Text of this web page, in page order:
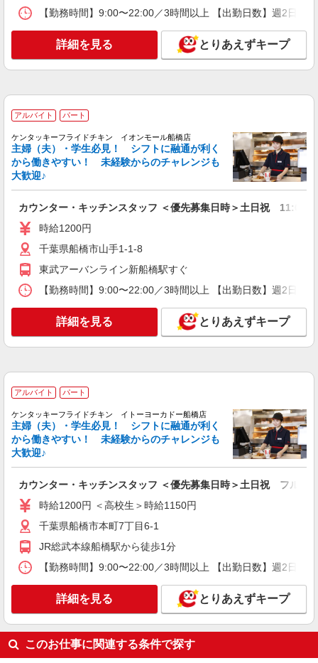
アルバイト パート
株式会社HITOWA フードサービスカンパニー
により時給を見直します。 ※アルバイト賞与（寸
志）：あり 年2回。勤続年数により金額UP。
イリーゼ船橋塚田 （千葉県船橋市行田1-40-
22）
詳細を見る
パート
ツクイ船橋三咲（デイサービス）
デイサービス 調理スタッフ（ミールケアクル
時給1,140円 ★土日祝日は時給100円アップ！
千葉県船橋市三咲2丁目4番55号
キープ 詳細を見る
株式会社HITOWA フードサービスカンパニー
に応じて決定します。 賞与年2回
イリーゼ船橋塚田・新館 （千葉県船橋市前貝
キープ 詳細を見る
アルバイト パート
株式会社HITOWA フードサービスカンパニー
福祉施設での調理補助【アルバイト・パート】
時給1,170円 ※経験によりスタート時給は変動
します。 ※AP評価制度：あり 年1回の評価によ
り時給を見直します。 ※アルバイト賞与（寸
志）：あり 年2回。勤続年数により金額UP。
イリーゼ船橋塚田・新館 （千葉県船橋市前貝
塚町509）
キープ 詳細を見る
【勤務時間】9:00〜22:00／3時間以上 【出勤日数】週2日
詳細を見る とりあえずキープ
アルバイト パート
ケンタッキーフライドチキン イオンモール船橋店
主婦（夫）・学生必見！ シフトに融通が利く
から働きやすい！ 未経験からのチャレンジも
大歓迎♪
カウンター・キッチンスタッフ ＜優先募集日時＞土日祝 11:00
時給1200円
千葉県船橋市山手1-1-8
東武アーバンライン新船橋駅すぐ
【勤務時間】9:00〜22:00／3時間以上 【出勤日数】週2日
詳細を見る とりあえずキープ
アルバイト パート
ケンタッキーフライドチキン イトーヨーカドー船橋店
主婦（夫）・学生必見！ シフトに融通が利く
から働きやすい！ 未経験からのチャレンジも
大歓迎♪
カウンター・キッチンスタッフ ＜優先募集日時＞土日祝 フルタ
時給1200円 ＜高校生＞時給1150円
千葉県船橋市本町7丁目6-1
JR総武本線船橋駅から徒歩1分
【勤務時間】9:00〜22:00／3時間以上 【出勤日数】週2日
詳細を見る とりあえずキープ
このお仕事に関連する条件で探す